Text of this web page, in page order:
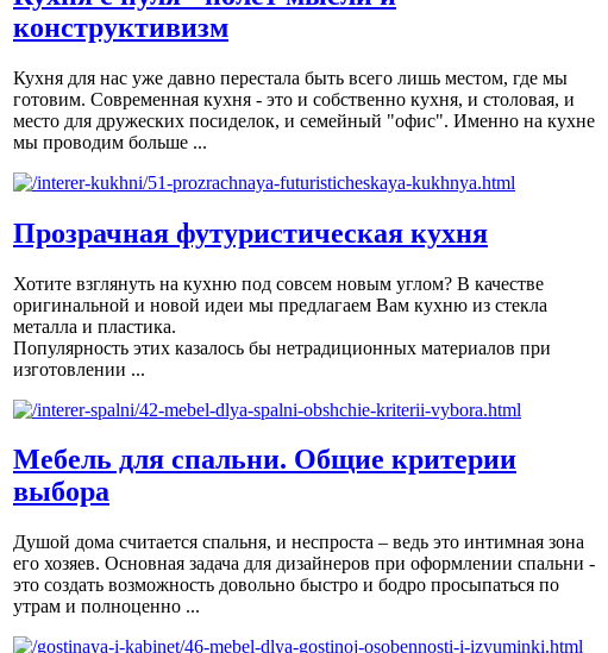
конструктивизм
Кухня для нас уже давно перестала быть всего лишь местом, где мы
готовим. Современная кухня - это и собственно кухня, и столовая, и
место для дружеских посиделок, и семейный "офис". Именно на кухне
мы проводим больше ...
Прозрачная футуристическая кухня
Хотите взглянуть на кухню под совсем новым углом? В качестве
оригинальной и новой идеи мы предлагаем Вам кухню из стекла
металла и пластика.
Популярность этих казалось бы нетрадиционных материалов при
изготовлении ...
Мебель для спальни. Общие критерии
выбора
Душой дома считается спальня, и неспроста – ведь это интимная зона
его хозяев. Основная задача для дизайнеров при оформлении спальни -
это создать возможность довольно быстро и бодро просыпаться по
утрам и полноценно ...